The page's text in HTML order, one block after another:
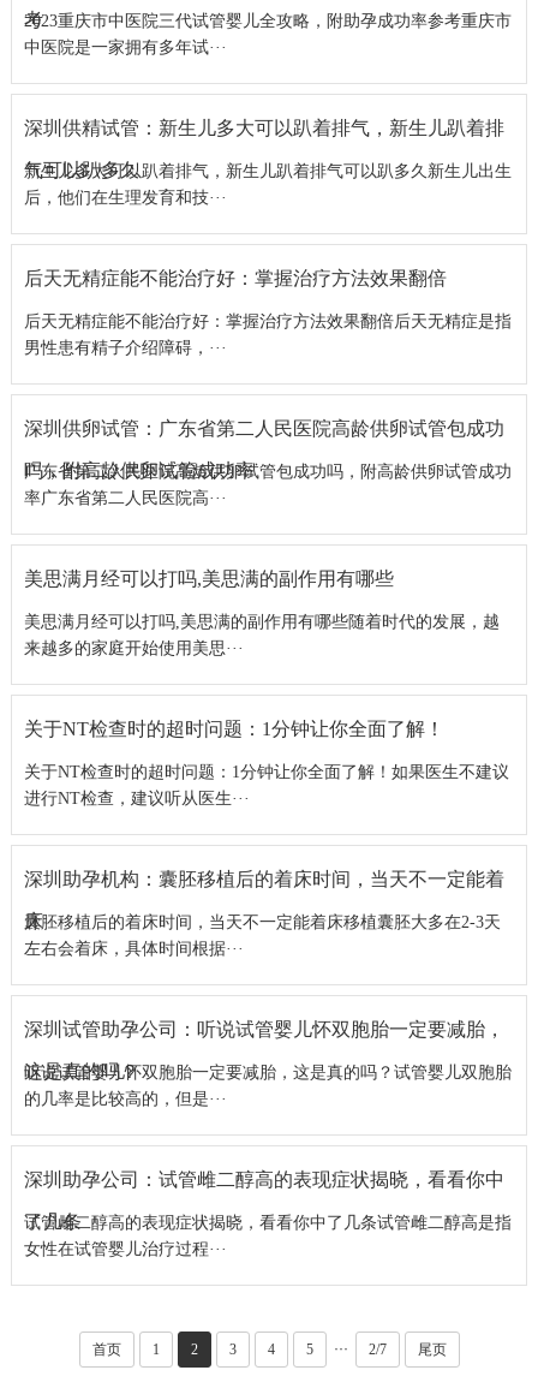
考
2023重庆市中医院三代试管婴儿全攻略，附助孕成功率参考重庆市
中医院是一家拥有多年试···
深圳供精试管：新生儿多大可以趴着排气，新生儿趴着排
气可以趴多久
新生儿多大可以趴着排气，新生儿趴着排气可以趴多久新生儿出生
后，他们在生理发育和技···
后天无精症能不能治疗好：掌握治疗方法效果翻倍
后天无精症能不能治疗好：掌握治疗方法效果翻倍后天无精症是指
男性患有精子介绍障碍，···
深圳供卵试管：广东省第二人民医院高龄供卵试管包成功
吗，附高龄供卵试管成功率
广东省第二人民医院高龄供卵试管包成功吗，附高龄供卵试管成功
率广东省第二人民医院高···
美思满月经可以打吗,美思满的副作用有哪些
美思满月经可以打吗,美思满的副作用有哪些随着时代的发展，越
来越多的家庭开始使用美思···
关于NT检查时的超时问题：1分钟让你全面了解！
关于NT检查时的超时问题：1分钟让你全面了解！如果医生不建议
进行NT检查，建议听从医生···
深圳助孕机构：囊胚移植后的着床时间，当天不一定能着
床
囊胚移植后的着床时间，当天不一定能着床移植囊胚大多在2-3天
左右会着床，具体时间根据···
深圳试管助孕公司：听说试管婴儿怀双胞胎一定要减胎，
这是真的吗？
听说试管婴儿怀双胞胎一定要减胎，这是真的吗？试管婴儿双胞胎
的几率是比较高的，但是···
深圳助孕公司：试管雌二醇高的表现症状揭晓，看看你中
了几条
试管雌二醇高的表现症状揭晓，看看你中了几条试管雌二醇高是指
女性在试管婴儿治疗过程···
首页 1 2 3 4 5 ··· 2/7 尾页